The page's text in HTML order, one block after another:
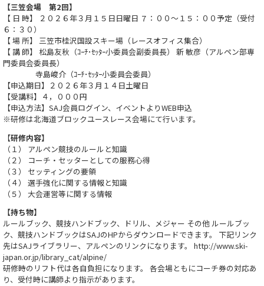
【三笠会場 第2回】
【 日 時】 ２０２６年３月１５日日曜日 ７：００～１５：００予定（受付
６：３０）
【 場 所】 三笠市桂沢国設スキー場（レースオフィス集合）
【 講 師】 松島友秋（ｺｰﾁ･ｾｯﾀｰ小委員会副委員長） 新 敏彦（アルペン部専
門委員会委員長）
寺島峻介（ｺｰﾁ･ｾｯﾀｰ小委員会委員）
【申込期日】２０２６年３月１４日土曜日
【受講料】４，０００円
【申込方法】SAJ会員ログイン、イベントよりWEB申込
※研修は北海道ブロックユースレース会場にて行います。
【研修内容】
（１） アルペン競技のルールと知識
（２） コーチ・セッターとしての服務心得
（３） セッティングの要領
（４） 選手強化に関する情報と知識
（５） 大会運営等に関する情報
【持ち物】
ルールブック、競技ハンドブック、ドリル、メジャー その他 ルールブッ
ク、競技ハンドブックはSAJのHPからダウンロードできます。 下記リンク
先はSAJライブラリー、アルペンのリンクになります。 http://www.ski-
japan.or.jp/library_cat/alpine/
研修時のリフト代は各自負担になります。 各会場ともにコーチ券の対応あ
り、受付時に講師より指示があります。